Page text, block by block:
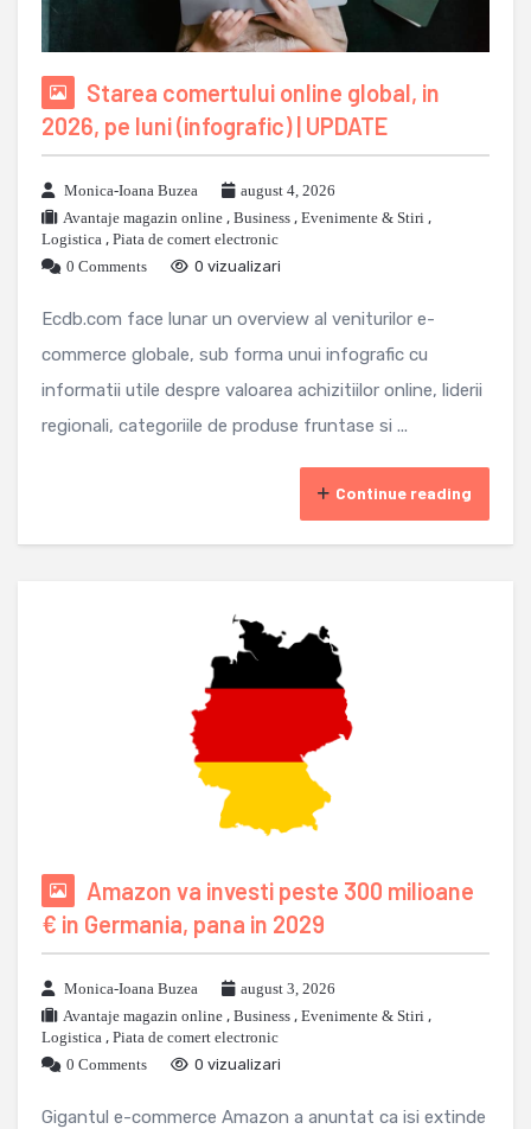
Starea comertului online global, in
2026, pe luni (infografic) | UPDATE
Monica-Ioana Buzea
august 4, 2026
Avantaje magazin online , Business , Evenimente & Stiri ,
Logistica , Piata de comert electronic
0 Comments
0 vizualizari
Ecdb.com face lunar un overview al veniturilor e-
commerce globale, sub forma unui infografic cu
informatii utile despre valoarea achizitiilor online, liderii
regionali, categoriile de produse fruntase si ...
Continue reading
Amazon va investi peste 300 milioane
€ in Germania, pana in 2029
Monica-Ioana Buzea
august 3, 2026
Avantaje magazin online , Business , Evenimente & Stiri ,
Logistica , Piata de comert electronic
0 Comments
0 vizualizari
Gigantul e-commerce Amazon a anuntat ca isi extinde